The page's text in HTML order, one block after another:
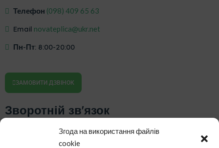
Згода на використання файлів
cookie
Телефон ‎(098) 409 65 63
Email novateplica@ukr.net
Пн-Пт: 8:00-20:00
ЗАМОВИТИ ДЗВІНОК
Зворотній зв'язок